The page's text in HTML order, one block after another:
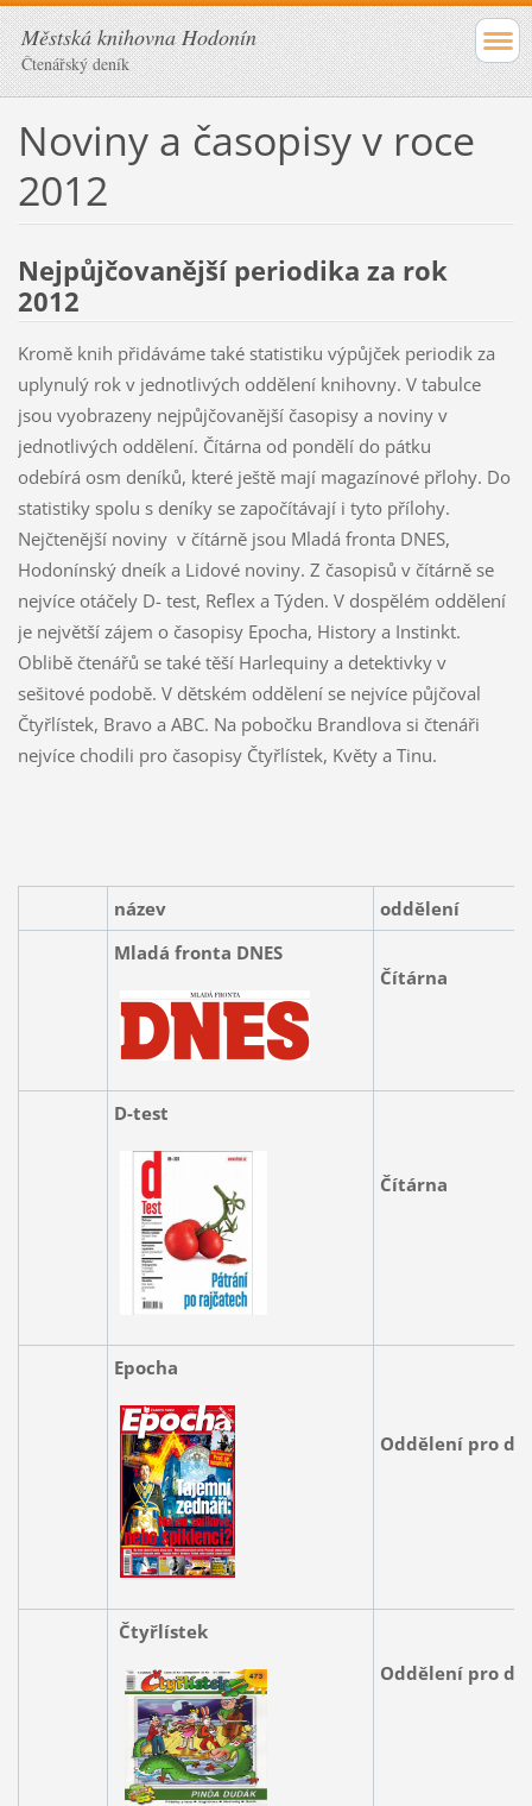
Městská knihovna Hodonín
Čtenářský deník
Noviny a časopisy v roce
2012
Nejpůjčovanější periodika za rok
2012
Kromě knih přidáváme také statistiku výpůjček periodik za
uplynulý rok v jednotlivých oddělení knihovny. V tabulce
jsou vyobrazeny nejpůjčovanější časopisy a noviny v
jednotlivých oddělení. Čítárna od pondělí do pátku
odebírá osm deníků, které ještě mají magazínové přlohy. Do
statistiky spolu s deníky se započítávají i tyto přílohy.
Nejčtenější noviny v čítárně jsou Mladá fronta DNES,
Hodonínský dneík a Lidové noviny. Z časopisů v čítárně se
nejvíce otáčely D- test, Reflex a Týden. V dospělém oddělení
je největší zájem o časopisy Epocha, History a Instinkt.
Oblibě čtenářů se také těší Harlequiny a detektivky v
sešitové podobě. V dětském oddělení se nejvíce půjčoval
Čtyřlístek, Bravo a ABC. Na pobočku Brandlova si čtenáři
nejvíce chodili pro časopisy Čtyřlístek, Květy a Tinu.
název
oddělení
Mladá fronta DNES
Čítárna
D-test
Čítárna
Epocha
Oddělení pro
Čtyřlístek
Oddělení pro